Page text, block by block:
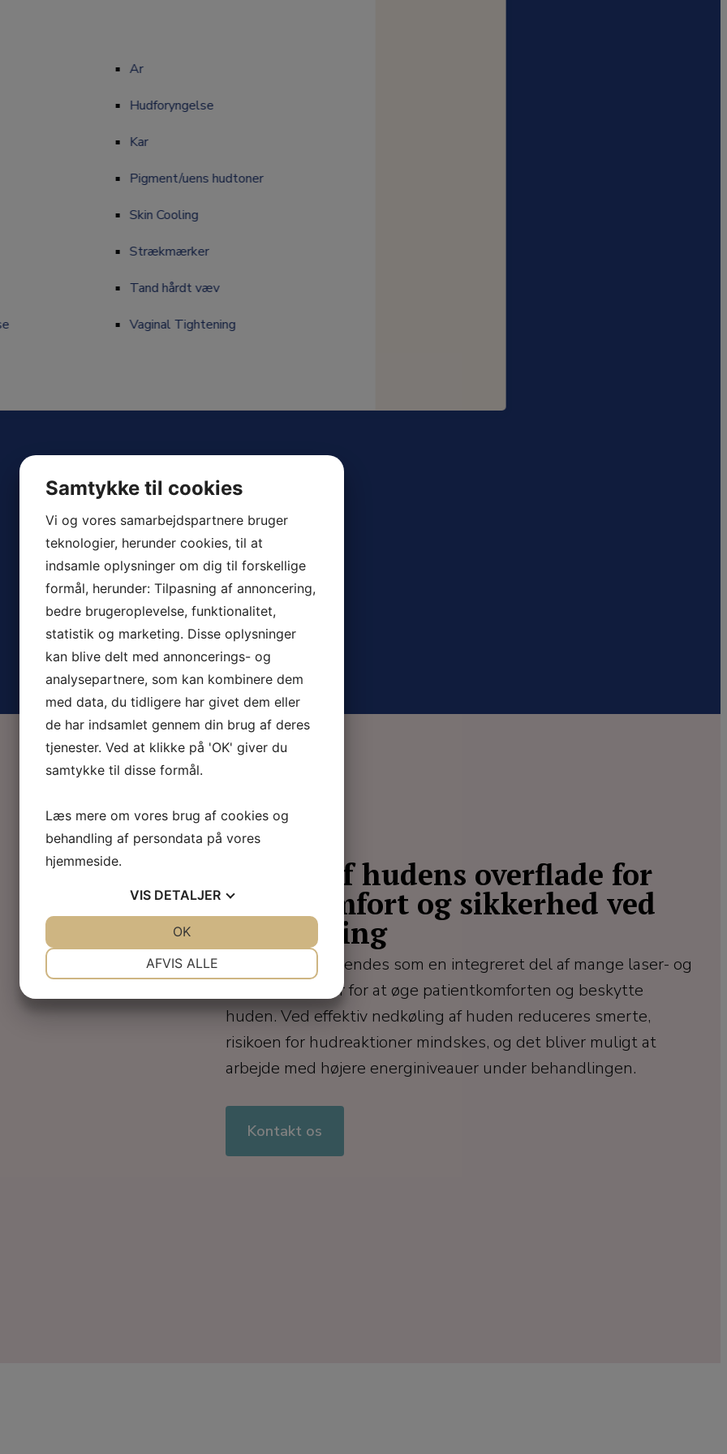
Ar
Hudforyngelse
Kar
Pigment/uens hudtoner
Skin Cooling
Strækmærker
Tand hårdt væv
Vaginal Tightening
Ar
Hudforyngelse
Kar
Pigment/uens hudtoner
Skin Cooling
Strækmærker
Tand hårdt væv
Køling af hudens overflade for
øget komfort og sikkerhed ved
behandling
Skin cooling anvendes som en integreret del af mange laser- og
lysbehandlinger for at øge patientkomforten og beskytte
huden. Ved effektiv nedkøling af huden reduceres smerte,
risikoen for hudreaktioner mindskes, og det bliver muligt at
arbejde med højere energiniveauer under behandlingen.
Kontakt os
Samtykke til cookies
Vi og vores samarbejdspartnere bruger
teknologier, herunder cookies, til at
indsamle oplysninger om dig til forskellige
formål, herunder: Tilpasning af annoncering,
bedre brugeroplevelse, funktionalitet,
statistik og marketing. Disse oplysninger
kan blive delt med annoncerings- og
analysepartnere, som kan kombinere dem
med data, du tidligere har givet dem eller
de har indsamlet gennem din brug af deres
tjenester. Ved at klikke på 'OK' giver du
samtykke til disse formål.
Læs mere om vores brug af cookies og
behandling af persondata på vores
hjemmeside.
VIS DETALJER
STATISTIK
AFVIS ALLE
OK